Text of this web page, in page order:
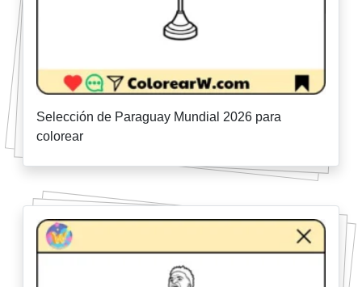
Selección de Paraguay Mundial 2026 para
colorear